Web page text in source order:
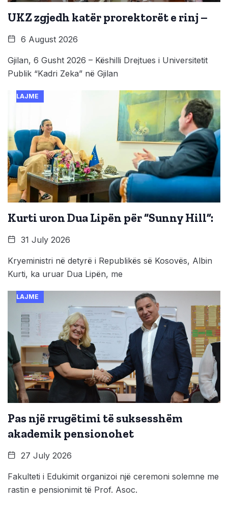
UKZ zgjedh katër prorektorët e rinj –
6 August 2026
Gjilan, 6 Gusht 2026 – Këshilli Drejtues i Universitetit
Publik “Kadri Zeka” në Gjilan
LAJME
Kurti uron Dua Lipën për “Sunny Hill”:
31 July 2026
Kryeministri në detyrë i Republikës së Kosovës, Albin
Kurti, ka uruar Dua Lipën, me
LAJME
Pas një rrugëtimi të suksesshëm
akademik pensionohet
27 July 2026
Fakulteti i Edukimit organizoi një ceremoni solemne me
rastin e pensionimit të Prof. Asoc.